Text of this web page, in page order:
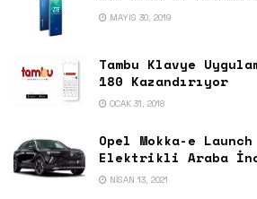
MAYIS 30, 2019
Tambu Klavye
180 Kazandırıyor
OCAK 31, 2018
Opel Mokka-e
Elektrikli Araba
NISAN 13, 2021